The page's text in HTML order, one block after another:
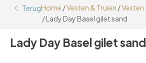
TerugHome /Vesten & Truien /Vesten
/ Lady Day Basel gilet sand
Lady Day Basel gilet sand